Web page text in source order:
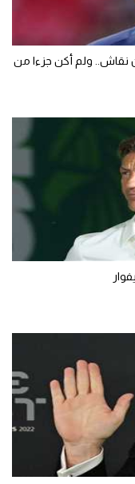
نقاش.. ولم أكن جزءا من